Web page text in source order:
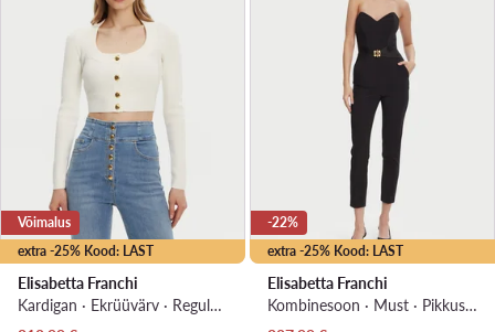
extra -25% Kood: LAST
Võimalus
Elisabetta Franchi
Kardigan · Ekrüüvärv · Regular Fit
extra -25% Kood: LAST
-22%
Elisabetta Franchi
Kombinesoon · Must · Pikkus 7/8